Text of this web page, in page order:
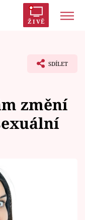
ŽIVĚ
SDÍLET
změní